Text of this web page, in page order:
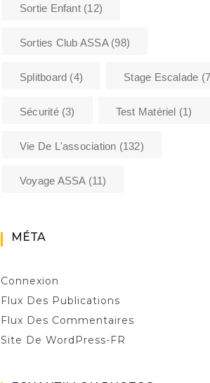
Sortie Enfant(12)
Sorties Club ASSA(98)
Splitboard (4) Stage Escalade
Sécurité(3) Test Matériel (1)
Vie De L'association (132)
Voyage ASSA(11)
MÉTA
Connexion
Flux Des Publications
Flux Des Commentaires
Site De WordPress-FR